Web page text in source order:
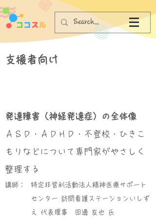
支援者向け
発達障害（神経発達症）の全体像
ＡＳＤ・ＡＤＨＤ・不登校・ひきこ
もりなどについて専門家がやさしく
整理する
講師：
特定非営利活動法人精神医療サポート
センター 訪問看護ステーションいしず
え 代表理事 田邊 友也 氏